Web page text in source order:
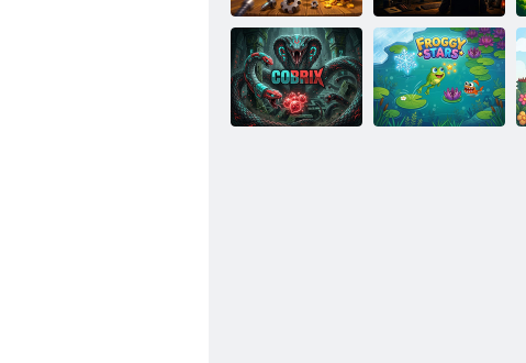
Maître des
aimants
Répartition 911